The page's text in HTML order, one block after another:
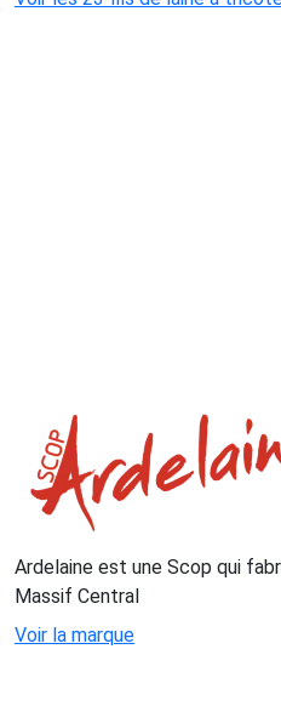
Ardelaine est une Scop qui
Massif Central
Voir la marque